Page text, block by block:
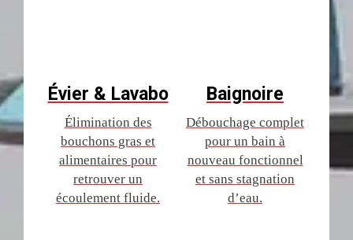
Évier & Lavabo
Élimination des
bouchons gras et
alimentaires pour
retrouver un
écoulement fluide.
Baignoire
Débouchage complet
pour un bain à
nouveau fonctionnel
et sans stagnation
d’eau.